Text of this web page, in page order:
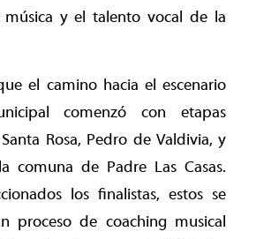
y el talento vocal de la
el camino hacia el escenario
comenzó con etapas
Rosa, Pedro de Valdivia, y
comuna de Padre Las Casas.
los finalistas, estos se
proceso de coaching musical